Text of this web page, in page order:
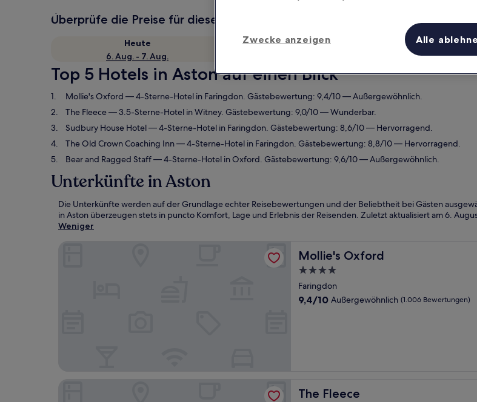
Überprüfe die Preise für diese Daten
Heute
6. Aug. - 7. Aug.
Morgen
7.
Top 5 Hotels in Aston auf einen Blick
Mollie's Oxford — 4-Sterne-Hotel in Faringdon. Gästebewertung: 9,4/10 — Außergewöhnlich.
The Fleece— 3.5-Sterne-Hotel in Witney. Gästebewertung: 9,0/10 — Wunderbar.
Sudbury House Hotel— 4-Sterne-Hotel in Faringdon. Gästebewertung: 8,6/10 — Hervorragend.
The Old Crown Coaching Inn— 4-Sterne-Hotel in Faringdon. Gästebewertung: 8,8/10 — Hervorragend.
Bear and Ragged Staff— 4-Sterne-Hotel in Oxford. Gästebewertung: 9,6/10 — Außergewöhnlich.
Unterkünfte in Aston
Die Unterkünfte werden auf der Grundlage echter Reisebewertungen und der Beliebtheit bei Gästen
in Aston überzeugen stets in puncto Komfort, Lage und Erlebnis der Reisenden. Zuletzt aktualisiert am6.
Weniger
Mollie's Oxford
Mollie's Oxford
4.0-
Sterne-
Unterkunft
Faringdon
9.4
9,4/10 Außergewöhnlich (1.006 Bewertungen)
The Fleece
The Fleece
Zwecke anzeigen Alle